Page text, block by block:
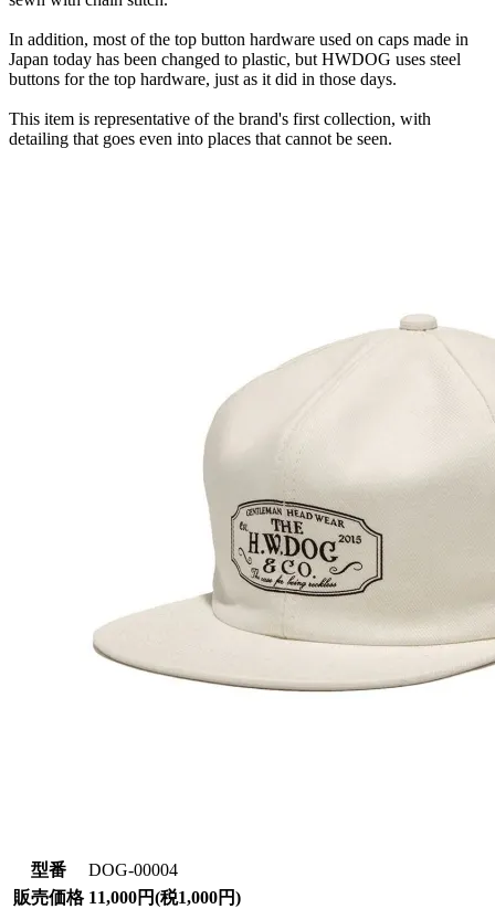
In addition, most of the top button hardware used on caps made in
Japan today has been changed to plastic, but HWDOG uses steel
buttons for the top hardware, just as it did in those days.
This item is representative of the brand's first collection, with
detailing that goes even into places that cannot be seen.
型番
DOG-00004
販売価格 11,000円(税1,000円)